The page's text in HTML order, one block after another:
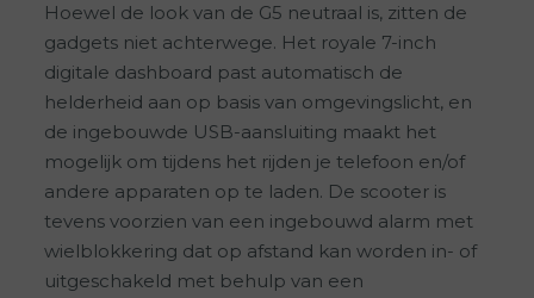
Hoewel de look van de G5 neutraal is, zitten de
gadgets niet achterwege. Het royale 7-inch
digitale dashboard past automatisch de
helderheid aan op basis van omgevingslicht, en
de ingebouwde USB-aansluiting maakt het
mogelijk om tijdens het rijden je telefoon en/of
andere apparaten op te laden. De scooter is
tevens voorzien van een ingebouwd alarm met
wielblokkering dat op afstand kan worden in- of
uitgeschakeld met behulp van een